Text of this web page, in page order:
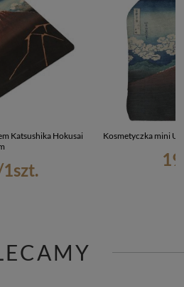
Katsushika Hokusai
1szt.
Kosmetyczka mini